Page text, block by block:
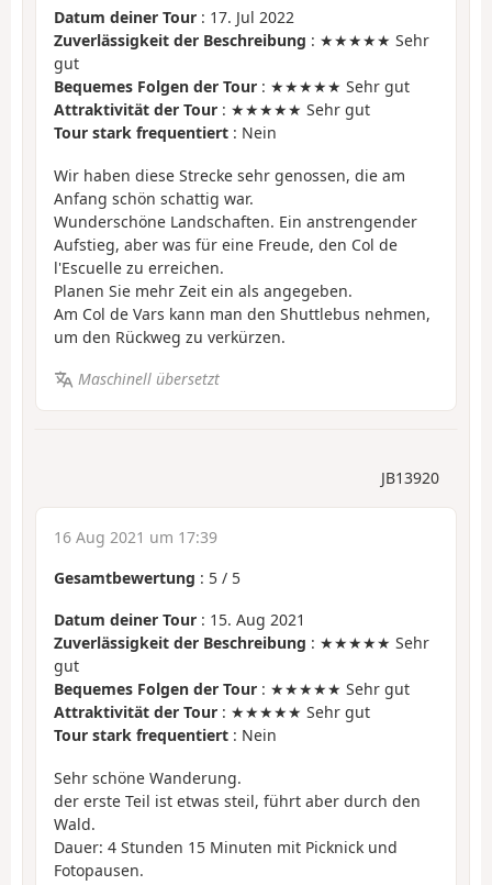
Datum deiner Tour : 17. Jul 2022
Zuverlässigkeit der Beschreibung : ★★★★★ Sehr
gut
Bequemes Folgen der Tour : ★★★★★ Sehr gut
Attraktivität der Tour : ★★★★★ Sehr gut
Tour stark frequentiert : Nein
Wir haben diese Strecke sehr genossen, die am
Anfang schön schattig war.
Wunderschöne Landschaften. Ein anstrengender
Aufstieg, aber was für eine Freude, den Col de
l'Escuelle zu erreichen.
Planen Sie mehr Zeit ein als angegeben.
Am Col de Vars kann man den Shuttlebus nehmen,
um den Rückweg zu verkürzen.
Maschinell übersetzt
JB13920
16 Aug 2021 um 17:39
Gesamtbewertung : 5 / 5
Datum deiner Tour : 15. Aug 2021
Zuverlässigkeit der Beschreibung : ★★★★★ Sehr
gut
Bequemes Folgen der Tour : ★★★★★ Sehr gut
Attraktivität der Tour : ★★★★★ Sehr gut
Tour stark frequentiert : Nein
Sehr schöne Wanderung.
der erste Teil ist etwas steil, führt aber durch den
Wald.
Dauer: 4 Stunden 15 Minuten mit Picknick und
Fotopausen.